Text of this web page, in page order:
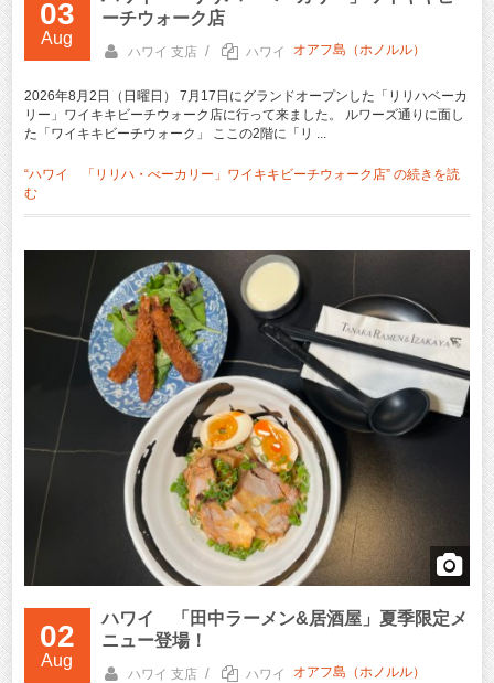
03
Aug
ーチウォーク店
ハワイ 支店 / ハワイ オアフ島（ホノルル）
2026年8月2日（日曜日） 7月17日にグランドオープンした「リリハベーカ
リー」ワイキキビーチウォーク店に行って来ました。 ルワーズ通りに面し
た「ワイキキビーチウォーク」 ここの2階に「リ ...
“ハワイ 「リリハ・べーカリー」ワイキキビーチウォーク店” の続きを読
む
02
Aug
ハワイ 「田中ラーメン&居酒屋」夏季限定メ
ニュー登場！
ハワイ 支店 / ハワイ オアフ島（ホノルル）